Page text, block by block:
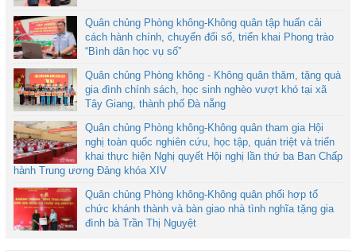
Quân chủng Phòng không-Không quân tập huấn cải
cách hành chính, chuyển đổi số, triển khai Phong trào
“Bình dân học vụ số”
Quân chủng Phòng không - Không quân thăm, tặng quà
gia đình chính sách, học sinh nghèo vượt khó tại xã
Tây Giang, thành phố Đà nẵng
Quân chủng Phòng không-Không quân tham gia Hội
nghị toàn quốc nghiên cứu, học tập, quán triệt và triển
khai thực hiện Nghị quyết Hội nghị lần thứ ba Ban Chấp
hành Trung ương Đảng khóa XIV
Quân chủng Phòng không-Không quân phối hợp tổ
chức khánh thành và bàn giao nhà tình nghĩa tặng gia
đình bà Trần Thị Nguyệt